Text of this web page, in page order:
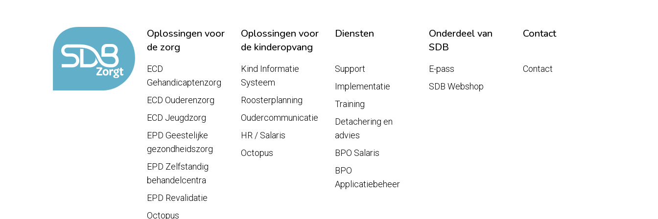
Oplossingen voor
de zorg
Oplossingen voor
de kinderopvang
Diensten
Onderdeel van
SDB
Contact
ECD
Gehandicaptenzorg
ECD Ouderenzorg
ECD Jeugdzorg
EPD Geestelijke
gezondheidszorg
EPD Zelfstandig
behandelcentra
EPD Revalidatie
Octopus
Kind Informatie
Systeem
Roosterplanning
Oudercommunicatie
HR / Salaris
Octopus
Support
Implementatie
Training
Detachering en
advies
BPO Salaris
BPO
Applicatiebeheer
E-pass
SDB Webshop
Contact